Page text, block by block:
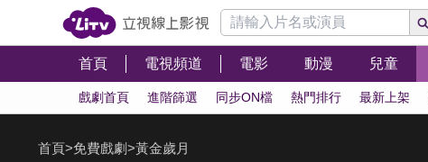
首頁 電視頻道 電影 動漫 兒童
戲劇首頁 進階篩選 同步ON檔 熱門排行 最新上架
首頁>免費戲劇>黃金歲月